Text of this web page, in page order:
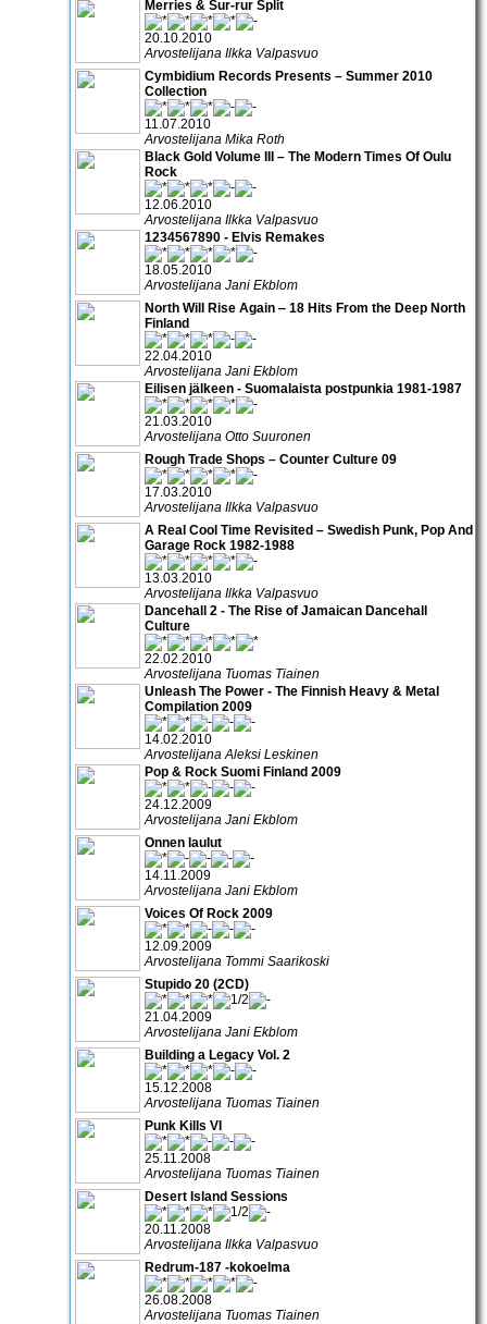
Merries & Sur-rur Split
20.10.2010
Arvostelijana Ilkka Valpasvuo
Cymbidium Records Presents – Summer 2010
Collection
11.07.2010
Arvostelijana Mika Roth
Black Gold Volume III – The Modern Times Of Oulu
Rock
12.06.2010
Arvostelijana Ilkka Valpasvuo
1234567890 - Elvis Remakes
18.05.2010
Arvostelijana Jani Ekblom
North Will Rise Again ‒ 18 Hits From the Deep North
Finland
22.04.2010
Arvostelijana Jani Ekblom
Eilisen jälkeen - Suomalaista postpunkia 1981-1987
21.03.2010
Arvostelijana Otto Suuronen
Rough Trade Shops – Counter Culture 09
17.03.2010
Arvostelijana Ilkka Valpasvuo
A Real Cool Time Revisited – Swedish Punk, Pop And
Garage Rock 1982-1988
13.03.2010
Arvostelijana Ilkka Valpasvuo
Dancehall 2 - The Rise of Jamaican Dancehall
Culture
22.02.2010
Arvostelijana Tuomas Tiainen
Unleash The Power - The Finnish Heavy & Metal
Compilation 2009
14.02.2010
Arvostelijana Aleksi Leskinen
Pop & Rock Suomi Finland 2009
24.12.2009
Arvostelijana Jani Ekblom
Onnen laulut
14.11.2009
Arvostelijana Jani Ekblom
Voices Of Rock 2009
12.09.2009
Arvostelijana Tommi Saarikoski
Stupido 20 (2CD)
21.04.2009
Arvostelijana Jani Ekblom
Building a Legacy Vol. 2
15.12.2008
Arvostelijana Tuomas Tiainen
Punk Kills VI
25.11.2008
Arvostelijana Tuomas Tiainen
Desert Island Sessions
20.11.2008
Arvostelijana Ilkka Valpasvuo
Redrum-187 -kokoelma
26.08.2008
Arvostelijana Tuomas Tiainen